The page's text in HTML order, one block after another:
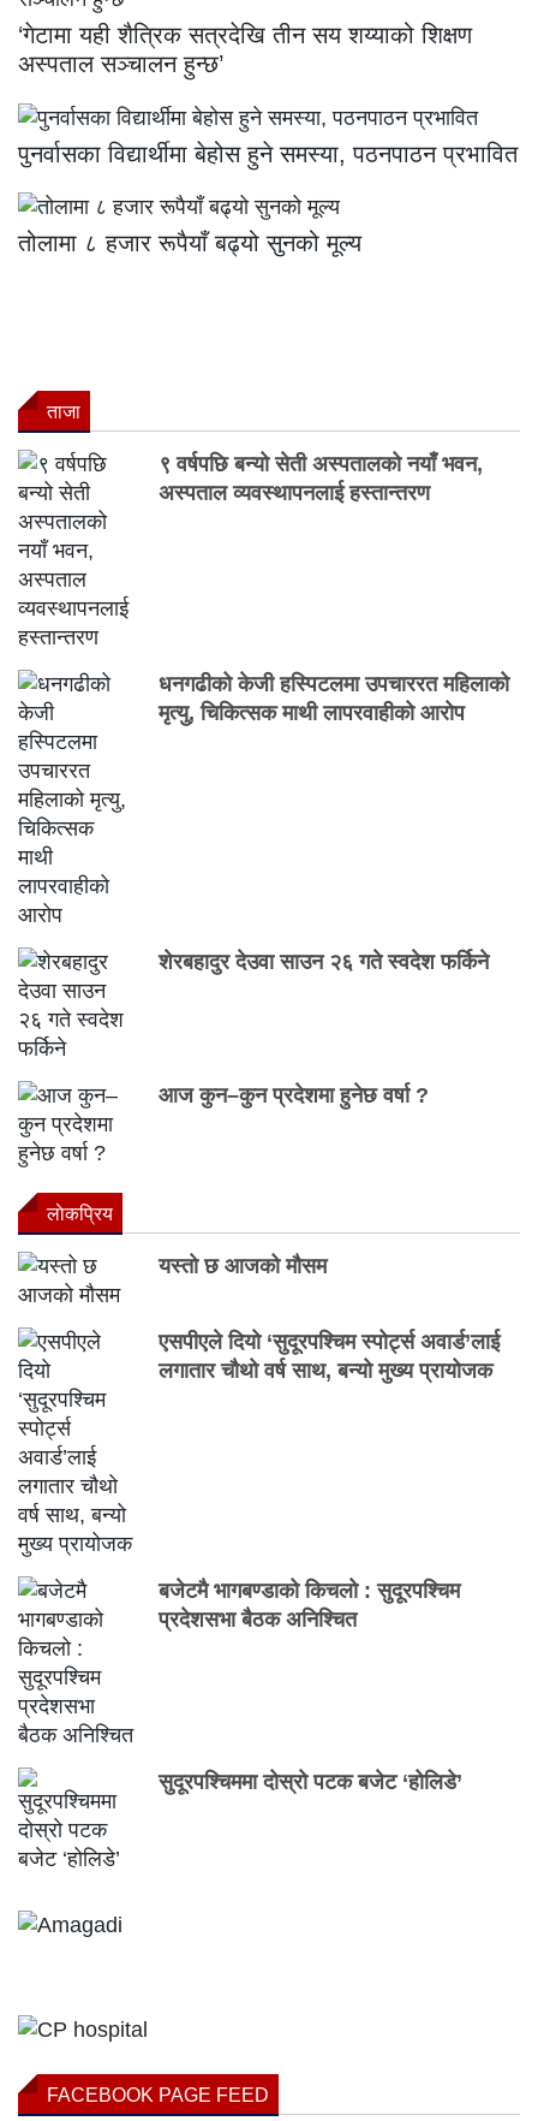
‘गेटामा यही शैत्रिक सत्रदेखि तीन सय शय्याको शिक्षण
अस्पताल सञ्चालन हुन्छ’
पुनर्वासका विद्यार्थीमा बेहोस हुने समस्या, पठनपाठन प्रभावित
तोलामा ८ हजार रूपैयाँ बढ्यो सुनको मूल्य
ताजा
९ वर्षपछि बन्यो सेती अस्पतालको नयाँ भवन,
अस्पताल व्यवस्थापनलाई हस्तान्तरण
धनगढीको केजी हस्पिटलमा उपचाररत महिलाको
मृत्यु, चिकित्सक माथी लापरवाहीको आरोप
शेरबहादुर देउवा साउन २६ गते स्वदेश फर्किने
आज कुन–कुन प्रदेशमा हुनेछ वर्षा ?
लाेकप्रिय
यस्तो छ आजको मौसम
एसपीएले दियो ‘सुदूरपश्चिम स्पोर्ट्स अवार्ड’लाई
लगातार चौथो वर्ष साथ, बन्यो मुख्य प्रायोजक
बजेटमै भागबण्डाको किचलो : सुदूरपश्चिम
प्रदेशसभा बैठक अनिश्चित
सुदूरपश्चिममा दोस्रो पटक बजेट ‘होलिडे’
FACEBOOK PAGE FEED